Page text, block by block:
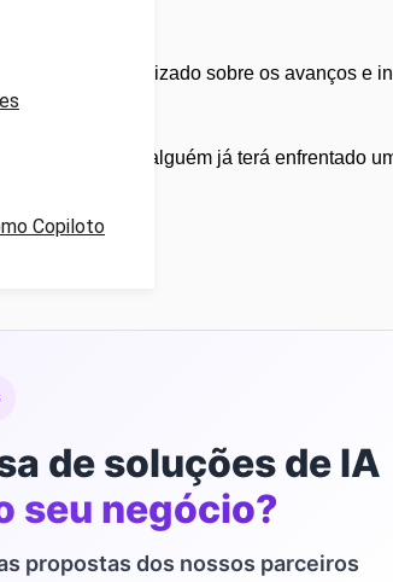
Copiloto
sempre atualizado sobre os avanços e
a dificuldade, alguém já terá enfrentado
de soluções de IA
seu negócio?
propostas dos nossos parceiros